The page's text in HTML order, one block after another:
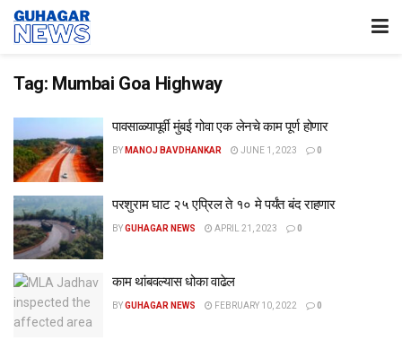
Tag: Mumbai Goa Highway
पावसाळ्यापूर्वी मुंबई गोवा एक लेनचे काम पूर्ण होणार
BY MANOJ BAVDHANKAR JUNE 1, 2023 0
परशुराम घाट २५ एप्रिल ते १० मे पर्यंत बंद राहणार
BYGUHAGAR NEWS APRIL 21, 2023 0
काम थांबवल्यास धोका वाढेल
BYGUHAGAR NEWS FEBRUARY 10, 2022 0